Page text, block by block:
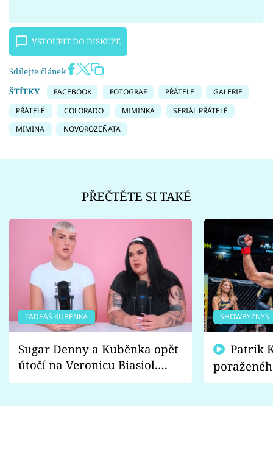
VSTOUPIT DO DISKUZE
Sdílejte článek
ŠTÍTKY
FACEBOOK FOTOGRAF PŘÁTELE
GALERIE
PŘÁTELÉ
COLORADO MIMINKA
SERIÁL PŘÁTELÉ
MIMINA
NOVOROZEŇATA
PŘEČTĚTE SI TAKÉ
TADEÁŠ KUBĚNKA
Sugar Denny a Kuběnka opět
útočí na Veronicu Biasiol.
Proč je podle nich falešná a
SHOWBYZNYS
fanoušci